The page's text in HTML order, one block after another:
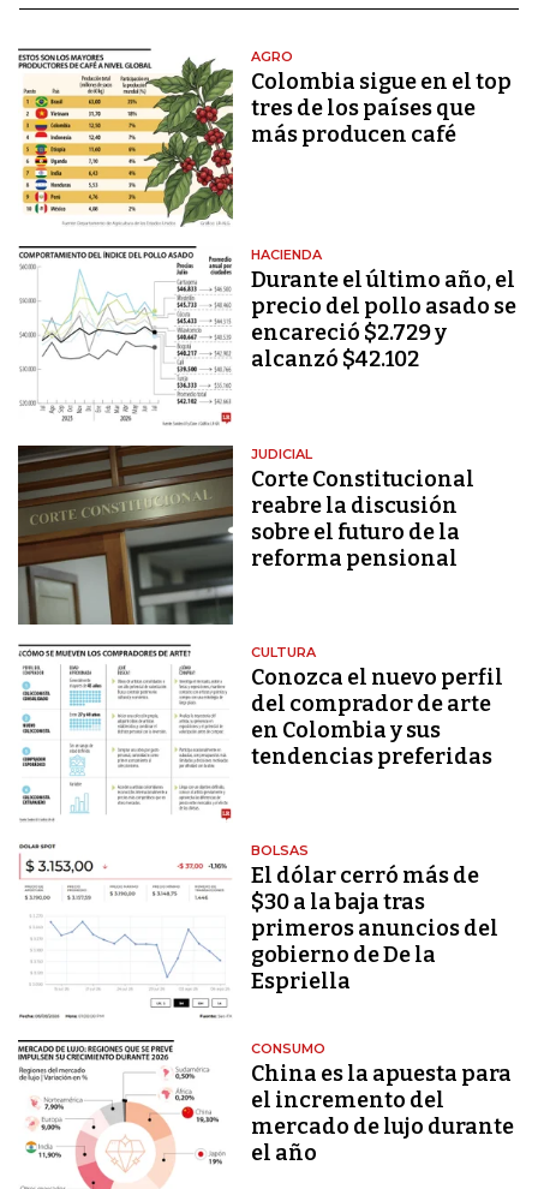
AGRO
Colombia sigue en el top
tres de los países que
más producen café
HACIENDA
Durante el último año, el
precio del pollo asado se
encareció $2.729 y
alcanzó $42.102
JUDICIAL
Corte Constitucional
reabre la discusión
sobre el futuro de la
reforma pensional
CULTURA
Conozca el nuevo perfil
del comprador de arte
en Colombia y sus
tendencias preferidas
BOLSAS
El dólar cerró más de
$30 a la baja tras
primeros anuncios del
gobierno de De la
Espriella
CONSUMO
China es la apuesta para
el incremento del
mercado de lujo durante
el año